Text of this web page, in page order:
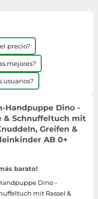
precio?
mejores?
usuarios?
Handpuppe Dino -
& Schnuffeltuch mit
Greifen &
AB 0+
barato!
Dino -
mit Rassel &